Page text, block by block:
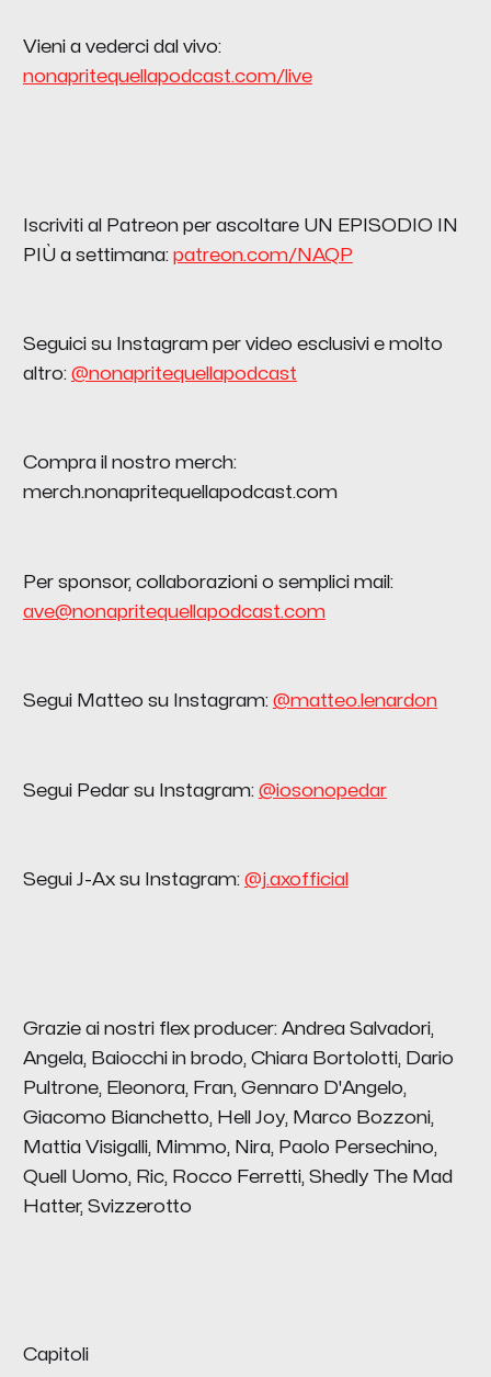
Vieni a vederci dal vivo:
nonapritequellapodcast.com/live
Iscriviti al Patreon per ascoltare UN EPISODIO IN
PIÙ a settimana: patreon.com/NAQP
Seguici su Instagram per video esclusivi e molto
altro: @nonapritequellapodcast
Compra il nostro merch:
merch.nonapritequellapodcast.com
Per sponsor, collaborazioni o semplici mail:
ave@nonapritequellapodcast.com
Segui Matteo su Instagram: @matteo.lenardon
Segui Pedar su Instagram: @iosonopedar
Segui J-Ax su Instagram: @j.axofficial
Grazie ai nostri flex producer: Andrea Salvadori,
Angela, Baiocchi in brodo, Chiara Bortolotti, Dario
Pultrone, Eleonora, Fran, Gennaro D'Angelo,
Giacomo Bianchetto, Hell Joy, Marco Bozzoni,
Mattia Visigalli, Mimmo, Nira, Paolo Persechino,
Quell Uomo, Ric, Rocco Ferretti, Shedly The Mad
Hatter, Svizzerotto
Capitoli